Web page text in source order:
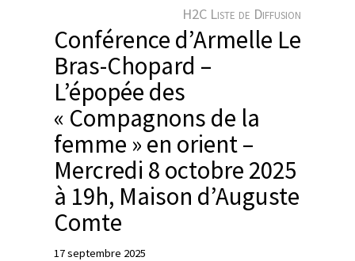
H2C Liste de Diffusion
Conférence d’Armelle Le
Bras-Chopard –
L’épopée des
« Compagnons de la
femme » en orient –
Mercredi 8 octobre 2025
à 19h, Maison d’Auguste
Comte
17 septembre 2025